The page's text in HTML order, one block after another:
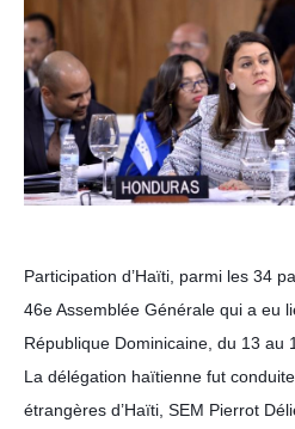
Participation d’Haïti, parmi les 34
46e Assemblée Générale qui a eu
République Dominicaine, du 13 au
La délégation haïtienne fut
étrangères d’Haïti, SEM Pierrot